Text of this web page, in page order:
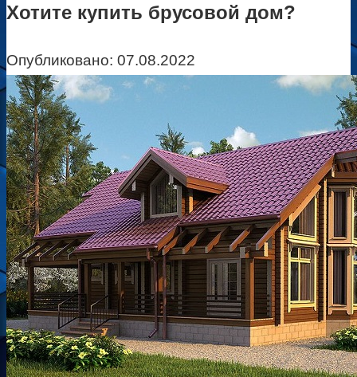
Хотите купить брусовой дом?
Опубликовано: 07.08.2022